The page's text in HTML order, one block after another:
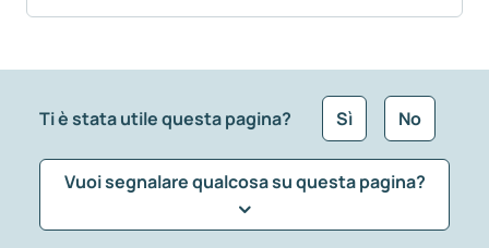
Ti è stata utile questa pagina? Sì No
Vuoi segnalare qualcosa su questa pagina?